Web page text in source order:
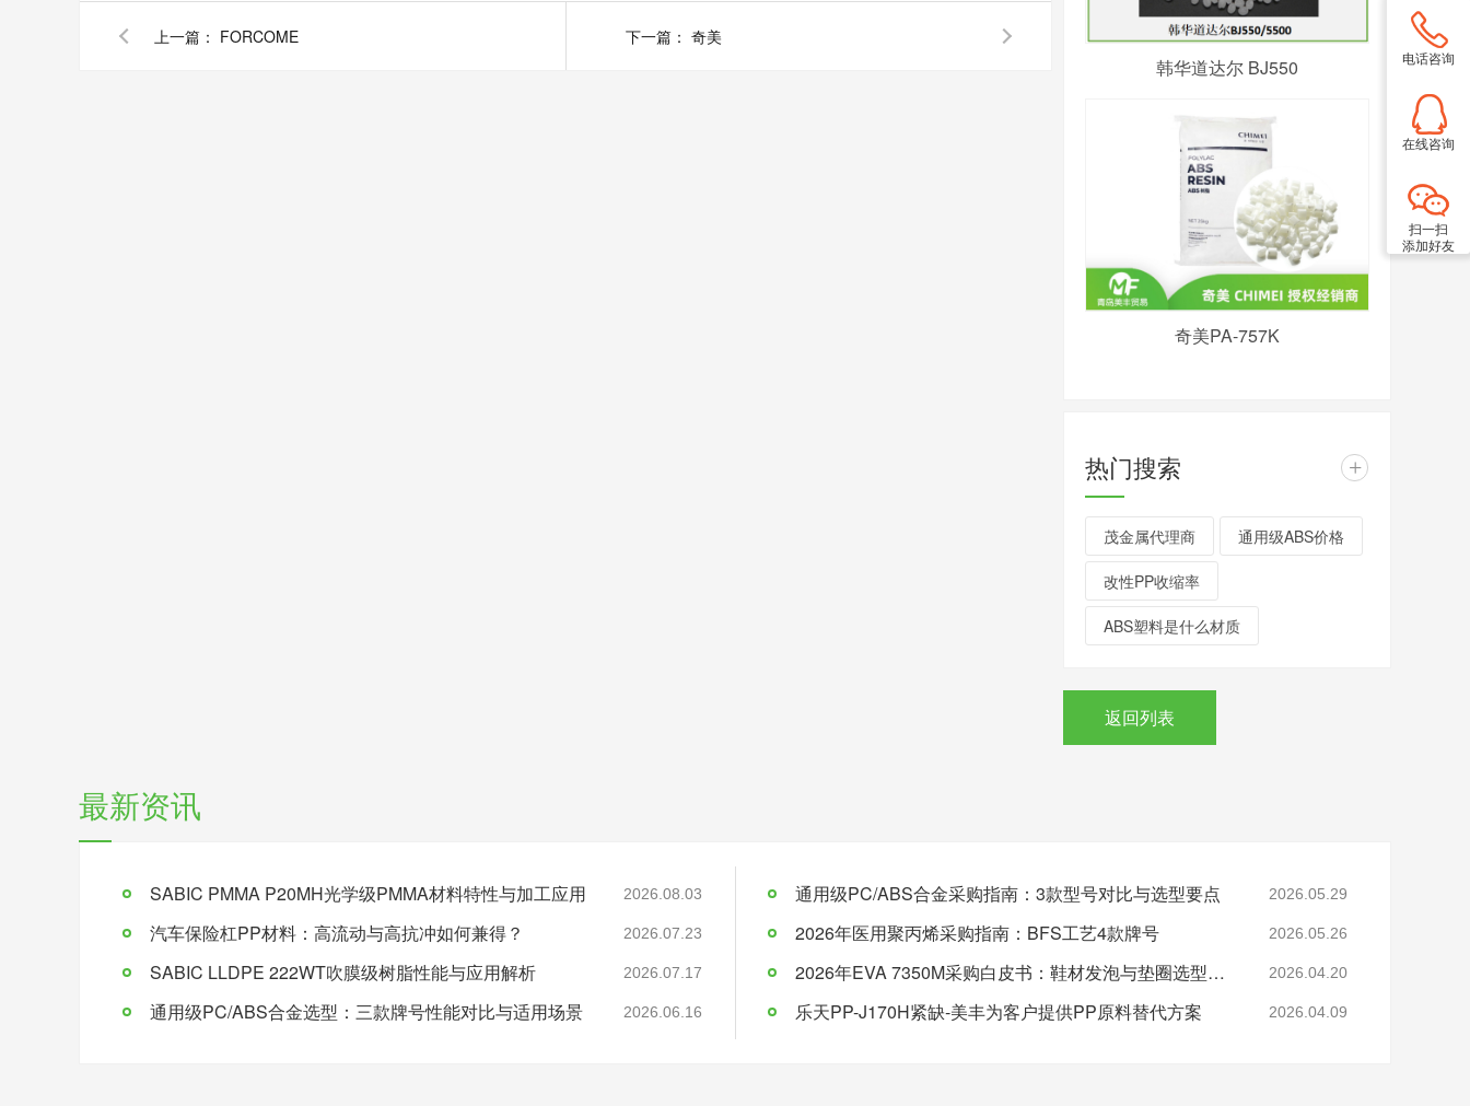
上一篇： FORCOME 下一篇： 奇美
韩华道达尔 BJ550
奇美PA-757K
热门搜索 +
茂金属代理商 通用级ABS价格
改性PP收缩率
ABS塑料是什么材质
返回列表
最新资讯
SABIC PMMA P20MH光学级PMMA材料特性与加工应用 2026.08.03
汽车保险杠PP材料：高流动与高抗冲如何兼得？ 2026.07.23
SABIC LLDPE 222WT吹膜级树脂性能与应用解析 2026.07.17
通用级PC/ABS合金选型：三款牌号性能对比与适用场景 2026.06.16
通用级PC/ABS合金采购指南：3款型号对比与选型要点 2026.05.29
2026年医用聚丙烯采购指南：BFS工艺4款牌号 2026.05.26
2026年EVA 7350M采购白皮书：鞋材发泡与垫圈选型指南 2026.04.20
乐天PP-J170H紧缺-美丰为客户提供PP原料替代方案 2026.04.09
电话咨询
在线咨询
扫一扫
添加好友